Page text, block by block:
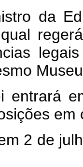
da
entrará
em
2 de